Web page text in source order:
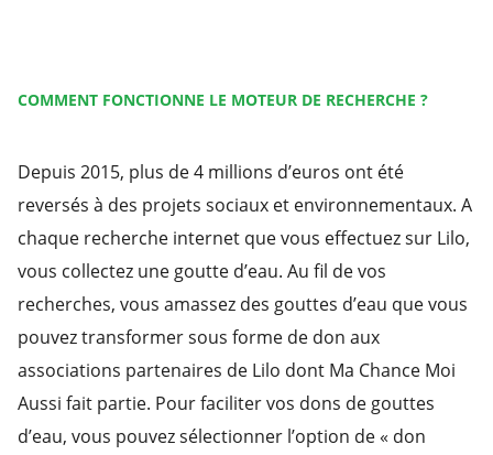
COMMENT FONCTIONNE LE MOTEUR DE RECHERCHE ?
Depuis 2015, plus de 4 millions d’euros ont été
reversés à des projets sociaux et environnementaux. A
chaque recherche internet que vous effectuez sur Lilo,
vous collectez une goutte d’eau. Au fil de vos
recherches, vous amassez des gouttes d’eau que vous
pouvez transformer sous forme de don aux
associations partenaires de Lilo dont Ma Chance Moi
Aussi fait partie. Pour faciliter vos dons de gouttes
d’eau, vous pouvez sélectionner l’option de « don